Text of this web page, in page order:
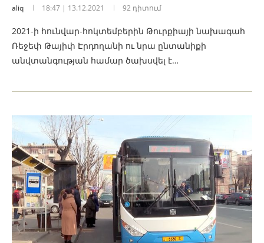
aliq 18:47 | 13.12.2021 92 դիտում
2021-ի հունվար-հոկտեմբերին Թուրքիայի նախագահ
Ռեջեփ Թայիփ Էրդողանի ու նրա ընտանիքի
անվտանգության համար ծախսվել է…